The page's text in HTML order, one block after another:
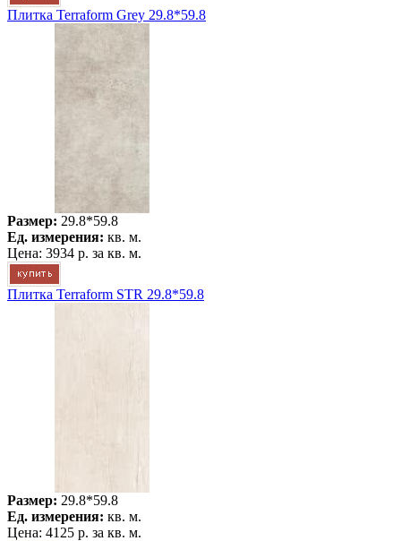
Плитка Terraform Grey 29.8*59.8
Размер: 29.8*59.8
Ед. измерения: кв. м.
Цена: 3934 р. за кв. м.
Плитка Terraform STR 29.8*59.8
Размер: 29.8*59.8
Ед. измерения: кв. м.
Цена: 4125 р. за кв. м.